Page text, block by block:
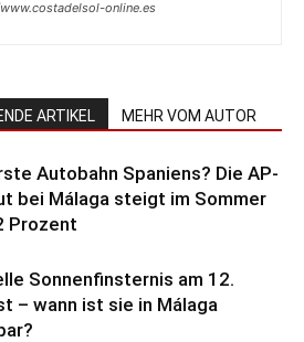
online.es
ARTIKEL MEHR VOM AUTOR
Autobahn Spaniens? Die AP-
bei Málaga steigt im Sommer
Prozent
Sonnenfinsternis am 12.
– wann ist sie in Málaga